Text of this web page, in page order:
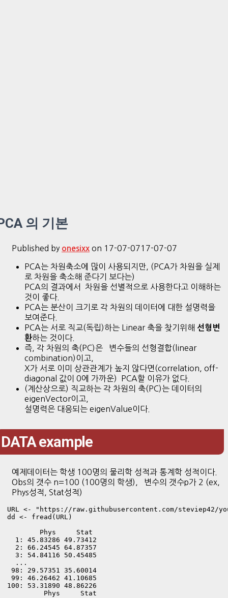
의 기본
Published by onesixx on 17-07-0717-07-07
PCA는 차원축소에 많이 사용되지만, (PCA가 차원을 실제
로 차원을 축소해 준다기 보다는)
PCA의 결과에서 차원을 선별적으로 사용한다고 이해하는
것이 좋다.
PCA는 분산이 크기로 각 차원의 데이터에 대한 설명력을
보여준다.
PCA는 서로 직교(독립)하는 Linear 축을 찾기위해 선형변
환하는 것이다.
즉, 각 차원의 축(PC)은 변수들의 선형결합(linear
combination)이고,
X가 서로 이미 상관관계가 높지 않다면(correlation, off-
diagonal 값이 0에 가까운) PCA할 이유가 없다.
(계산상으로) 직교하는 각 차원의 축(PC)는 데이터의
eigenVector이고,
설명력은 대응되는 eigenValue이다.
DATA example
예제데이터는 학생 100명의 물리학 성적과 통계학 성적이다.
Obs의 갯수 n=100 (100명의 학생), 변수의 갯수p가 2 (ex,
Phys성적, Stat성적)
URL <- "https://raw.githubusercontent.com/steviep42/
dd <- fread(URL)
        Phys     Stat
  1: 45.83286 49.73412
  2: 66.24545 64.87357
  3: 54.84116 50.45485
  ...
98: 29.57351 35.60014
99: 46.26462 41.10685
100: 53.31890 48.86226
         Phys     Stat